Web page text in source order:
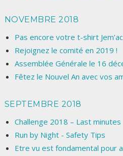
NOVEMBRE 2018
Pas encore votre t-shirt
Rejoignez le comité en 2019 !
Assemblée Générale le 16
Fêtez le Nouvel An avec vos
SEPTEMBRE 2018
Challenge 2018 – Last minutes
Run by Night - Safety Tips
Etre vu est fondamental pour